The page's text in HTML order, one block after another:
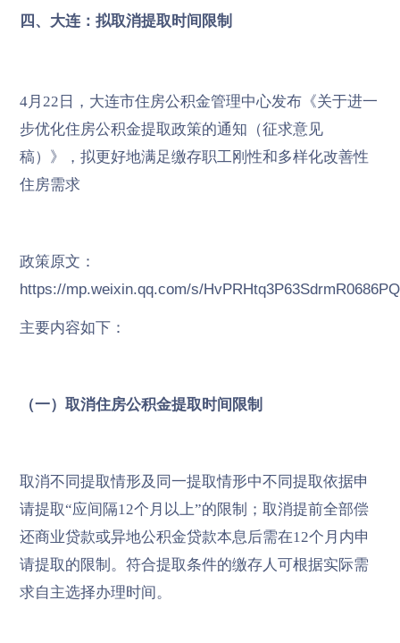
四、大连：拟取消提取时间限制
4月22日，大连市住房公积金管理中心发布《关于进一
步优化住房公积金提取政策的通知（征求意见
稿）》，拟更好地满足缴存职工刚性和多样化改善性
住房需求
政策原文：
https://mp.weixin.qq.com/s/HvPRHtq3P63SdrmR0686PQ
主要内容如下：
（一）取消住房公积金提取时间限制
取消不同提取情形及同一提取情形中不同提取依据申
请提取“应间隔12个月以上”的限制；取消提前全部偿
还商业贷款或异地公积金贷款本息后需在12个月内申
请提取的限制。符合提取条件的缴存人可根据实际需
求自主选择办理时间。